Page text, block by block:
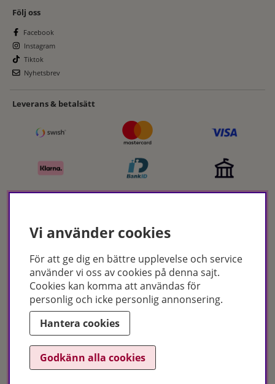
Följ oss
Facebook
Instagram
Tiktok
Nyhetsbrev
Leverans & betalsätt
Vi använder cookies
För att ge dig en bättre upplevelse och service
använder vi oss av cookies på denna sajt.
Cookies kan komma att användas för
personlig och icke personlig annonsering.
Hantera cookies
Godkänn alla cookies